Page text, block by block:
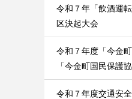
令和７年「飲酒運
区決起大会
令和７年度「今金
「今金町国民保護
令和７年度交通安